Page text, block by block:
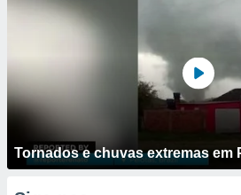
Tornados e chuvas extremas em